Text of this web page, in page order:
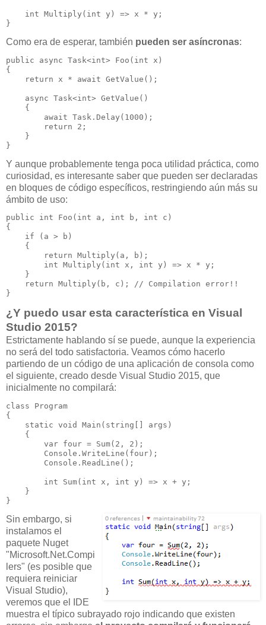
    int Multiply(int y) => x * y;
}
Como era de esperar, también pueden ser asíncronas:
public async Task<int> Foo(int x)
{
    return x * await GetValue();
    async Task<int> GetValue()
    {
        await Task.Delay(1000);
        return 2;
    }
}
Y aunque probablemente tenga poca utilidad práctica, como
curiosidad, es interesante saber que pueden ser declaradas
en bloques de código específicos, restringiendo aún más su
ámbito de uso:
public int Foo(int a, int b, int c)
{
    if (a > b)
    {
        return Multiply(a, b);
        int Multiply(int x, int y) => x * y;
    }
    return Multiply(b, c); // Compilation error!!
}
¿Y puedo usar esta característica en Visual
Studio 2015?
Estrictamente hablando sí se puede, aunque la experiencia
no será del todo satisfactoria. Veamos cómo hacerlo
partiendo de un código de una aplicación de consola como
el siguiente, creado desde Visual Studio 2015, que
inicialmente no compilará:
class Program
{
    static void Main(string[] args)
    {
        var four = Sum(2, 2);
        Console.WriteLine(four);
        Console.ReadLine();
        int Sum(int x, int y) => x + y;
    }
}
Sin embargo, si
instalamos el
paquete Nuget
"Microsoft.Net.Compi
lers" (es posible que
requiera reiniciar
Visual Studio),
veremos que el IDE
muestra el típico subrayado rojo indicando que existen